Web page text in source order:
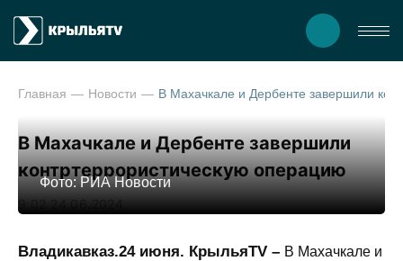
Главная Новости
В Махачкале и Дербенте завершили
контртеррористическую операцию
9:02 24.06.2024
Фото: РИА Новости
Владикавказ.24 июня. КрыльяTV – В Махачкале и